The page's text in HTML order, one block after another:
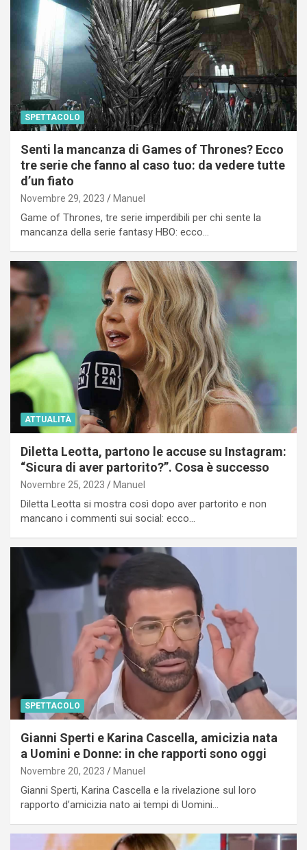
SPETTACOLO
Senti la mancanza di Games of Thrones? Ecco
tre serie che fanno al caso tuo: da vedere tutte
d’un fiato
Novembre 29, 2023 Manuel
Game of Thrones, tre serie imperdibili per chi sente la
mancanza della serie fantasy HBO: ecco…
ATTUALITÀ
Diletta Leotta, partono le accuse su Instagram:
“Sicura di aver partorito?”. Cosa è successo
Novembre 25, 2023 Manuel
Diletta Leotta si mostra così dopo aver partorito e non
mancano i commenti sui social: ecco…
SPETTACOLO
Gianni Sperti e Karina Cascella, amicizia nata
a Uomini e Donne: in che rapporti sono oggi
Novembre 20, 2023 Manuel
Gianni Sperti, Karina Cascella e la rivelazione sul loro
rapporto d’amicizia nato ai tempi di Uomini…